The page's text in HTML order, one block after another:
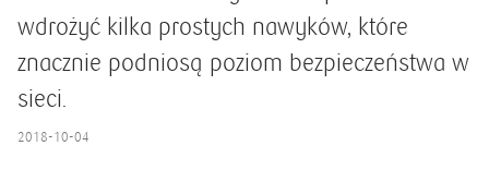
wdrożyć kilka prostych nawyków, które
znacznie podniosą poziom bezpieczeństwa w
sieci.
2018-10-04